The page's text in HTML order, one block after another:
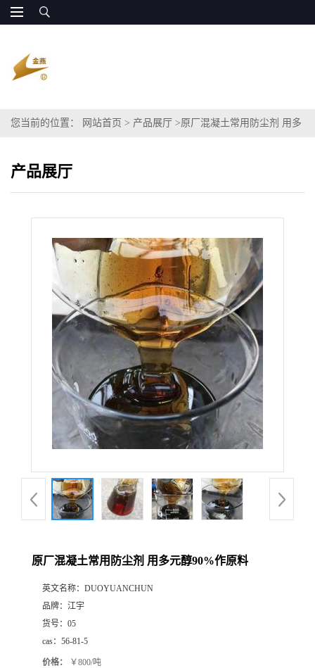
您当前的位置： 网站首页 > 产品展厅 >原厂混凝土常用防尘剂 用多
产品展厅
原厂混凝土常用防尘剂 用多元醇90%作原料
英文名称： DUOYUANCHUN
品牌： 江宇
货号： 05
cas： 56-81-5
价格： ￥800/吨